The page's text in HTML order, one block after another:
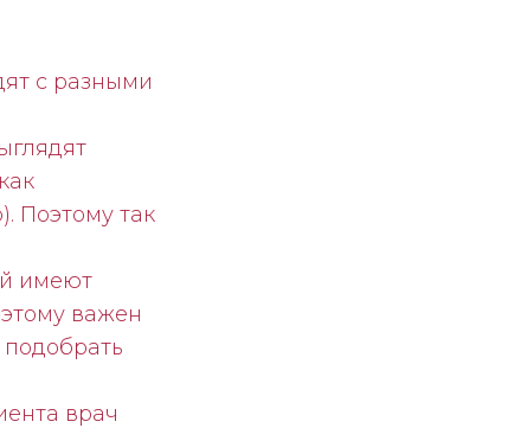
с разными
Поэтому так
имеют
важен
врач